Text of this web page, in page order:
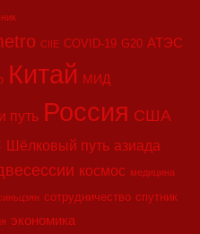
CIIE COVID-19 G20 АТЭС
Китай МИД
путь Россия США
Шёлковый путь азиада
космос медицина
сотрудничество спутник
экономика